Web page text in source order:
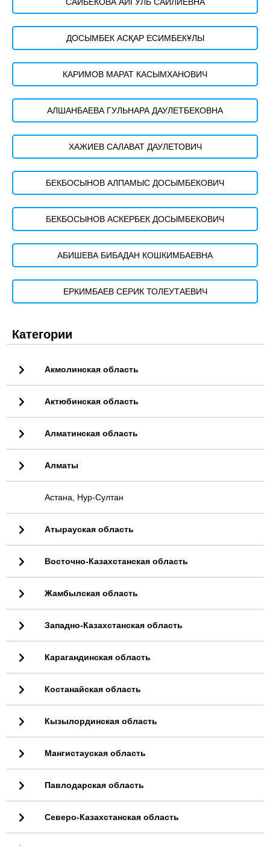
САЙБЕКОВА АЙГУЛЬ САЙЛИЕВНА
ДОСЫМБЕК АСҚАР ЕСИМБЕКҰЛЫ
КАРИМОВ МАРАТ КАСЫМХАНОВИЧ
АЛШАНБАЕВА ГУЛЬНАРА ДАУЛЕТБЕКОВНА
ХАЖИЕВ САЛАВАТ ДАУЛЕТОВИЧ
БЕКБОСЫНОВ АЛПАМЫС ДОСЫМБЕКОВИЧ
БЕКБОСЫНОВ АСКЕРБЕК ДОСЫМБЕКОВИЧ
АБИШЕВА БИБАДАН КОШКИМБАЕВНА
ЕРКИМБАЕВ СЕРИК ТОЛЕУТАЕВИЧ
Категории
Акмолинская область
Актюбинская область
Алматинская область
Алматы
Астана, Нур-Султан
Атырауская область
Восточно-Казахстанская область
Жамбылская область
Западно-Казахстанская область
Карагандинская область
Костанайская область
Кызылординская область
Мангистауская область
Павлодарская область
Северо-Казахстанская область